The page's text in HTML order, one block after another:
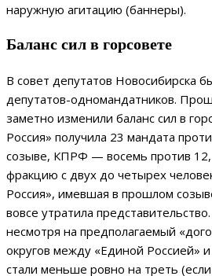
наружную агитацию (баннеры).
Баланс сил в горсовете
В совет депутатов Новосибирска
депутатов-одномандатников.
заметно изменили баланс сил в
Россия» получила 23 мандата
созыве, КПРФ — восемь против
фракцию с двух до четырех
Россия», имевшая в прошлом
вовсе утратила
несмотря на предполагаемый
округов между «Единой Россией»
стали меньше ровно на треть